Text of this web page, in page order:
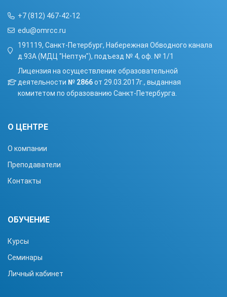
+7 (812) 467-42-12
edu@omrcc.ru
191119, Санкт-Петербург, Набережная Обводного канала
д.93А (МДЦ "Нептун"), подъезд № 4, оф. № 1/1
Лицензия на осуществление образовательной
деятельности № 2866от 29.03.2017г., выданная
комитетом по образованию Санкт-Петербурга.
О ЦЕНТРЕ
О компании
Преподаватели
Контакты
ОБУЧЕНИЕ
Курсы
Семинары
Личный кабинет